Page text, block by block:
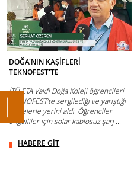
DOĞA'NIN KAŞİFLERİ
TEKNOFEST'TE
İTÜ ETA Vakfı Doğa Koleji öğrencileri
TEKNOFEST’te sergilediği ve yarıştığı
projelerle yerini aldı. Öğrenciler
engelliler için solar kablosuz şarj ...
HABERE GİT